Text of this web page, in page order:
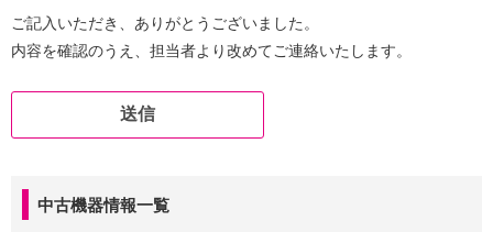
中古機器情報一覧
ご記入いただき、ありがとうございました。
内容を確認のうえ、担当者より改めてご連絡いたします。